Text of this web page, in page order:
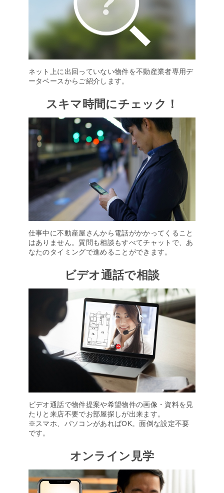
ネット上に出回っていない物件を不動産業者専用デ
ータベースからご紹介します。
スキマ時間にチェック！
仕事中に不動産屋さんから電話がかかってくること
はありません。質問も相談もすべてチャットで、あ
なたのタイミングで進めることができます。
ビデオ通話で相談
ビデオ通話で物件提案や希望物件の画像・資料を見
たりと来店不要でお部屋探しが出来ます。
※スマホ、パソコンがあればOK。面倒な設定不要
です。
オンライン見学